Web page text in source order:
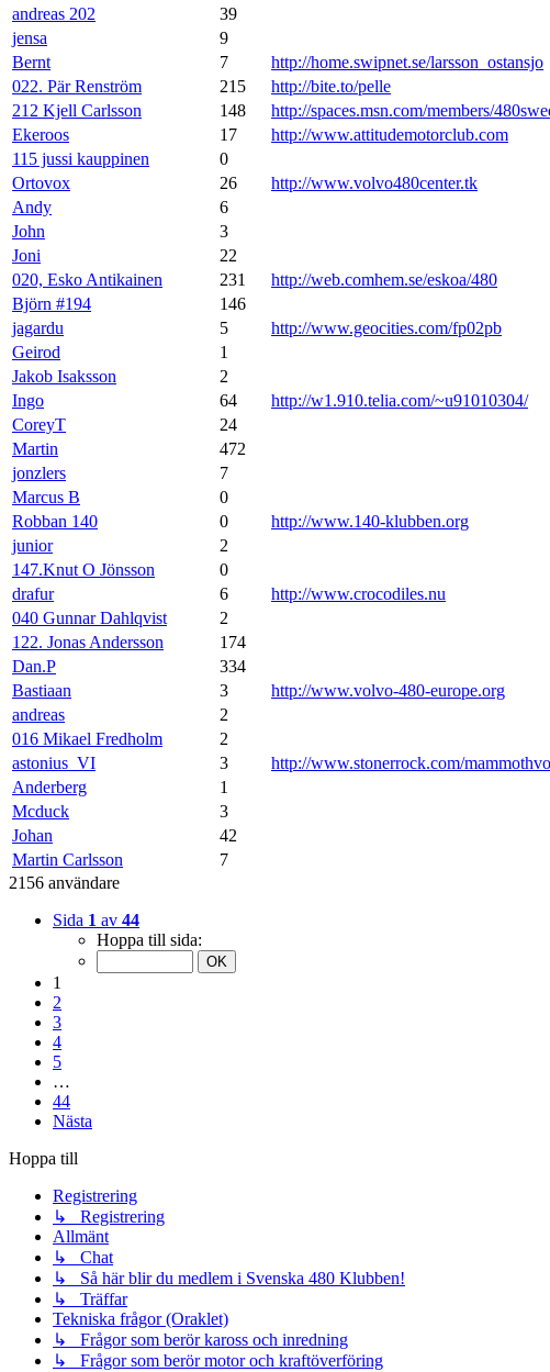
andreas 202
39
jensa
9
Bernt
7 http://home.swipnet.se/larsson_ostansjo
022. Pär Renström
215 http://bite.to/pelle
212 Kjell Carlsson
148 http://spaces.msn.com/members/
Ekeroos
17 http://www.attitudemotorclub.com
115 jussi kauppinen
0
Ortovox
26 http://www.volvo480center.tk
Andy
6
John
3
Joni
22
020, Esko Antikainen
231 http://web.comhem.se/eskoa/480
Björn #194
146
jagardu
5 http://www.geocities.com/fp02pb
Geirod
1
Jakob Isaksson
2
Ingo
64 http://w1.910.telia.com/~u91010304/
CoreyT
24
Martin
472
jonzlers
7
Marcus B
0
Robban 140
0 http://www.140-klubben.org
junior
2
147.Knut O Jönsson
0
drafur
6 http://www.crocodiles.nu
040 Gunnar Dahlqvist
2
122. Jonas Andersson
174
Dan.P
334
Bastiaan
3 http://www.volvo-480-europe.org
andreas
2
016 Mikael Fredholm
2
astonius_VI
3 http://www.stonerrock.com/
Anderberg
1
Mcduck
3
Johan
42
Martin Carlsson
7
2156 användare
Sida 1 av 44
Hoppa till sida:
1
2
3
4
5
…
44
Nästa
Hoppa till
Registrering
↳ Registrering
Allmänt
↳ Chat
↳ Så här blir du medlem i Svenska 480 Klubben!
↳ Träffar
Tekniska frågor (Oraklet)
↳ Frågor som berör kaross och inredning
↳ Frågor som berör motor och kraftöverföring